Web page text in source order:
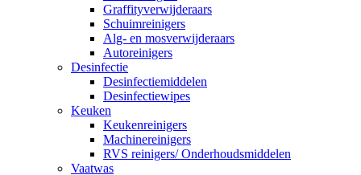
Graffityverwijderaars
Schuimreinigers
Alg- en mosverwijderaars
Autoreinigers
Desinfectie
Desinfectiemiddelen
Desinfectiewipes
Keuken
Keukenreinigers
Machinereinigers
RVS reinigers/ Onderhoudsmiddelen
Vaatwas